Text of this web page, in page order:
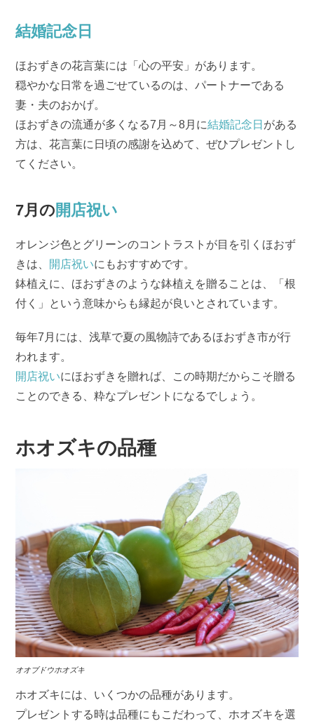
結婚記念日
ほおずきの花言葉には「心の平安」があります。
穏やかな日常を過ごせているのは、パートナーである
妻・夫のおかげ。
ほおずきの流通が多くなる7月～8月に結婚記念日 がある
方は、花言葉に日頃の感謝を込めて、ぜひプレゼントし
てください。
7月の開店祝い
オレンジ色とグリーンのコントラストが目を引くほおず
きは、 開店祝いにもおすすめです。
鉢植えに、ほおずきのような鉢植えを贈ることは、「根
付く」という意味からも縁起が良いとされています。
毎年7月には、浅草で夏の風物詩であるほおずき市が行
われます。
開店祝いにほおずきを贈れば、この時期だからこそ贈る
ことのできる、粋なプレゼントになるでしょう。
ホオズキの品種
オオブドウホオズキ
ホオズキには、いくつかの品種があります。
プレゼントする時は品種にもこだわって、ホオズキを選